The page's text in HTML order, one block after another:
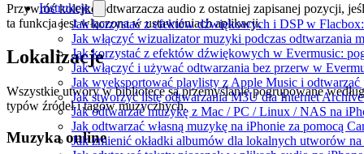
Instrukcje
Jak korzystać z efektów dźwiękowych i DSP w
Jak włączyć wizualizator muzyki podczas odtwarzania
Jak korzystać z efektów dźwiękowych w Evermusic:
Jak włączyć i używać odtwarzania bez przerw w
Jak wyeksportować playlisty z Apple Music i
Jak stworzyć listę odtwarzania M3U dla Internet
Jak odtwarzać muzykę z Mac / PC / Linux / NAS na
Jak odtwarzać własną muzykę na iPhonie za pomocą
Jak zmienić okładki albumów dla lokalnych utworów
Przywróć kolejkę odtwarzacza audio z ostatniej zapisanej pozycji,
ta funkcja jest włączona w ustawieniach aplikacji.
Lokalizacje
Wszystkie utwory w bibliotece są przemyślanie pogrupowane według
typów źródeł i tagów muzycznych.
Muzyka online